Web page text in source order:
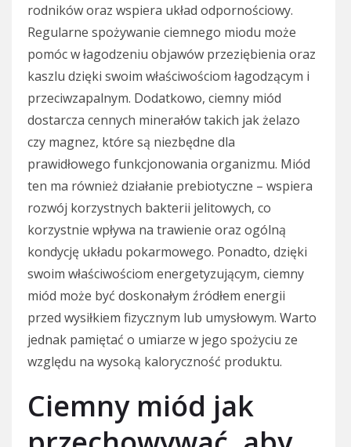
rodników oraz wspiera układ odpornościowy.
Regularne spożywanie ciemnego miodu może
pomóc w łagodzeniu objawów przeziębienia oraz
kaszlu dzięki swoim właściwościom łagodzącym i
przeciwzapalnym. Dodatkowo, ciemny miód
dostarcza cennych minerałów takich jak żelazo
czy magnez, które są niezbędne dla
prawidłowego funkcjonowania organizmu. Miód
ten ma również działanie prebiotyczne – wspiera
rozwój korzystnych bakterii jelitowych, co
korzystnie wpływa na trawienie oraz ogólną
kondycję układu pokarmowego. Ponadto, dzięki
swoim właściwościom energetyzującym, ciemny
miód może być doskonałym źródłem energii
przed wysiłkiem fizycznym lub umysłowym. Warto
jednak pamiętać o umiarze w jego spożyciu ze
względu na wysoką kaloryczność produktu.
Ciemny miód jak